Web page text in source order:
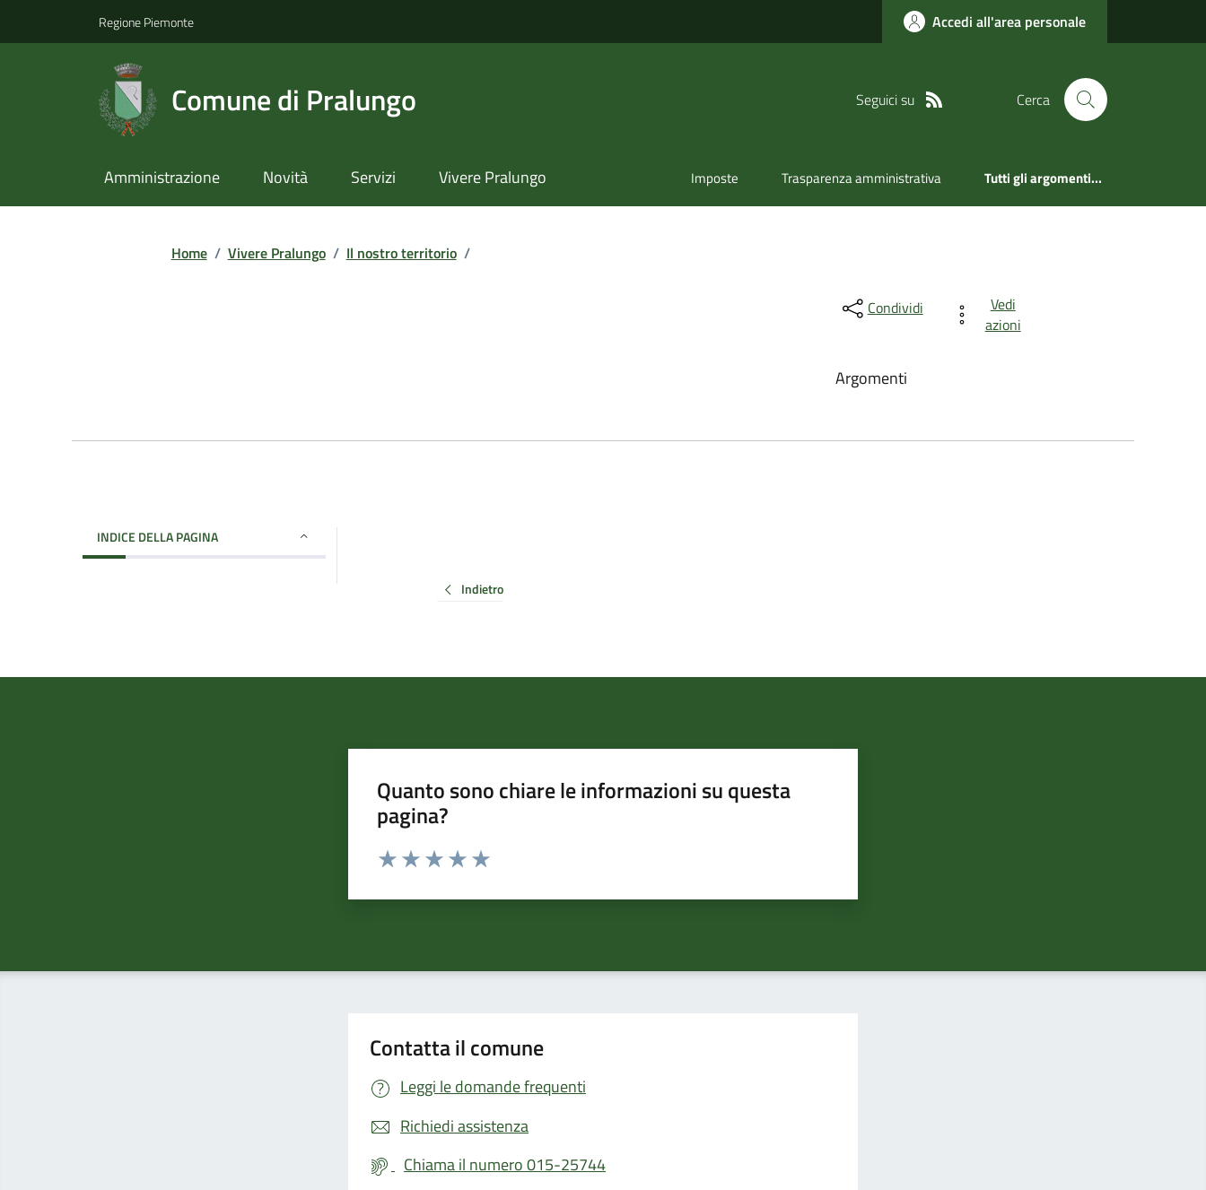
Regione Piemonte Accedi all'area personale
Comune di Pralungo Seguici su Cerca
Amministrazione Novità Servizi Vivere Pralungo Imposte Trasparenza amministrativa Tutti gli argomenti...
Home / Vivere Pralungo / Il nostro territorio /
Condividi
Vedi
azioni
Argomenti
INDICE DELLA PAGINA
Indietro
Quanto sono chiare le informazioni su questa
pagina?
Valuta da 1 a 5 stelle la pagina
Contatta il comune
Leggi le domande frequenti
Richiedi assistenza
Chiama il numero 015-25744